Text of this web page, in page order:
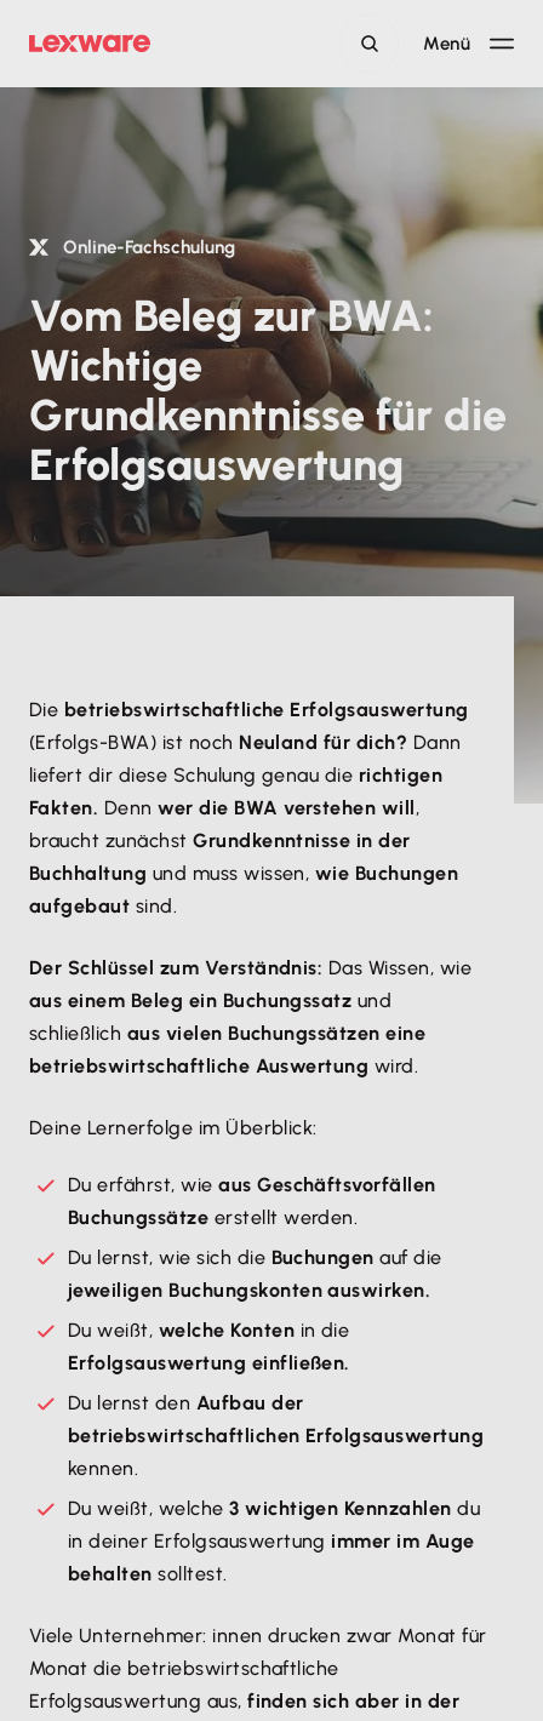
Menü
Online-Fachschulung
Vom Beleg zur BWA:
Wichtige
Grundkenntnisse für die
Erfolgsauswertung
​Die betriebswirtschaftliche Erfolgsauswertung
(Erfolgs-BWA) ist noch Neuland für dich? Dann
liefert dir diese Schulung genau die richtigen
Fakten. Dennwer die BWA verstehen will,
braucht zunächstGrundkenntnisse in der
Buchhaltung und muss wissen, wie Buchungen
aufgebaut sind.
Der Schlüssel zum Verständnis: Das Wissen, wie
aus einem Beleg ein Buchungssatz und
schließlich aus vielen Buchungssätzen eine
betriebswirtschaftliche Auswertung wird.
Deine Lernerfolge im Überblick:
Du erfährst, wieaus Geschäftsvorfällen
Buchungssätze erstellt werden.
Du lernst, wie sich die Buchungen auf die
jeweiligen Buchungskonten auswirken.
Du weißt, welche Konten in die
Erfolgsauswertung einfließen.
Du lernst den Aufbau der
betriebswirtschaftlichen Erfolgsauswertung
kennen.
Du weißt, welche3 wichtigen Kennzahlen du
in deiner Erfolgsauswertung immer im Auge
behaltensolltest.
​Viele Unternehmer: innen drucken zwar Monat für
Monat die betriebswirtschaftliche
Erfolgsauswertung aus,finden sich aber in der